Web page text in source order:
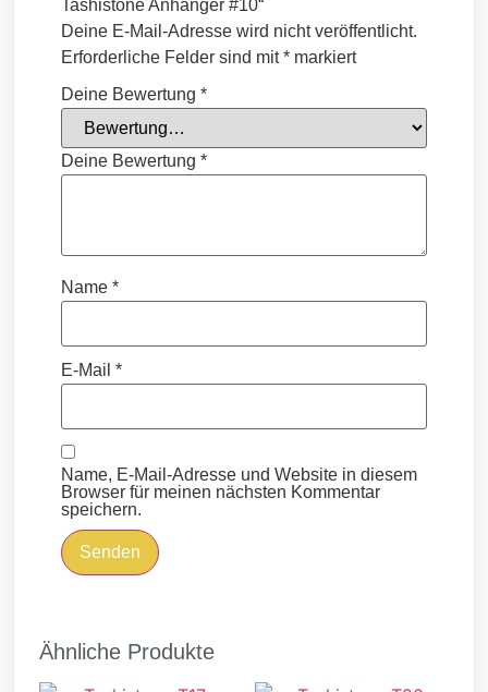
Tashistone Anhänger #10“
Deine E-Mail-Adresse wird nicht veröffentlicht.
Erforderliche Felder sind mit* markiert
Deine Bewertung*
Deine Bewertung*
Name*
E-Mail*
Name, E-Mail-Adresse und Website in diesem
Browser für meinen nächsten Kommentar
speichern.
Ähnliche Produkte